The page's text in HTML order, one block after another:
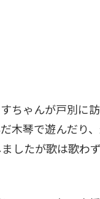
ちゃんが戸別に
木琴で遊んだり
したが歌は歌わ